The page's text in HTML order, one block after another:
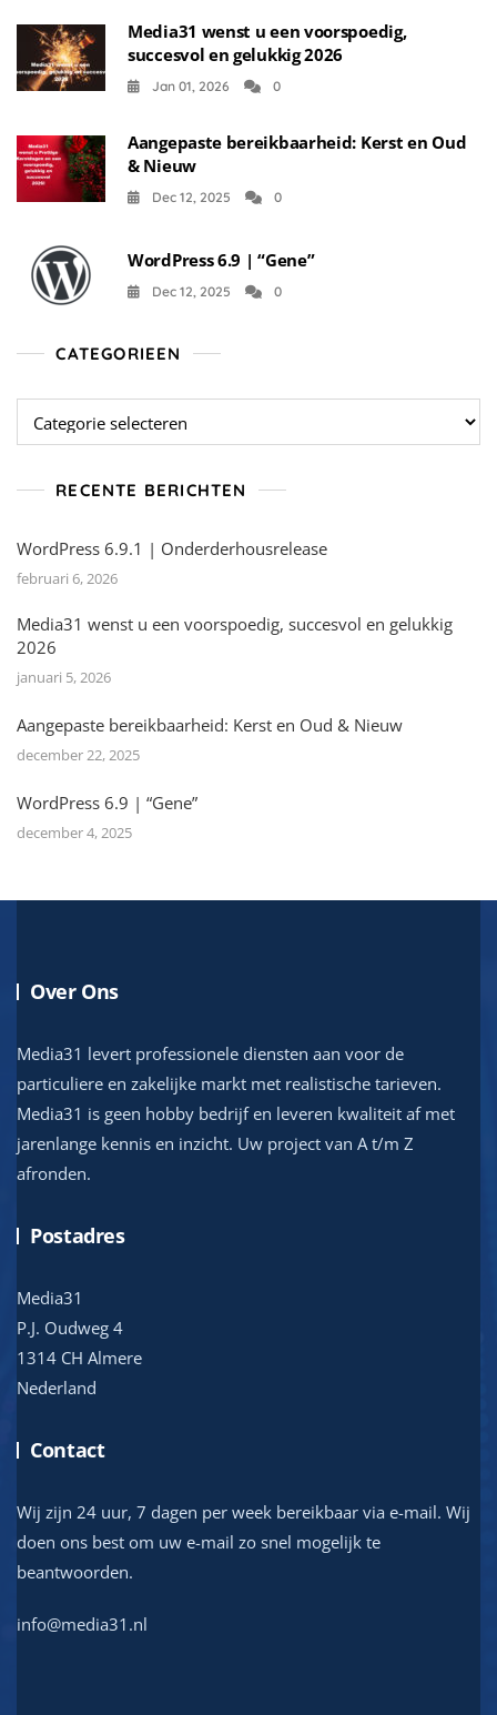
Media31 wenst u een voorspoedig,
succesvol en gelukkig 2026
Jan 01, 2026 0
Aangepaste bereikbaarheid: Kerst en Oud
& Nieuw
Dec 12, 2025 0
WordPress 6.9 | “Gene”
Dec 12, 2025 0
CATEGORIEEN
RECENTE BERICHTEN
WordPress 6.9.1 | Onderderhousrelease
februari 6, 2026
Media31 wenst u een voorspoedig, succesvol en gelukkig
2026
januari 5, 2026
Aangepaste bereikbaarheid: Kerst en Oud & Nieuw
december 22, 2025
WordPress 6.9 | “Gene”
december 4, 2025
Over Ons
Media31 levert professionele diensten aan voor de
particuliere en zakelijke markt met realistische tarieven.
Media31 is geen hobby bedrijf en leveren kwaliteit af met
jarenlange kennis en inzicht. Uw project van A t/m Z
afronden.
Postadres
Media31
P.J. Oudweg 4
1314 CH Almere
Nederland
Contact
Wij zijn 24 uur, 7 dagen per week bereikbaar via e-mail. Wij
doen ons best om uw e-mail zo snel mogelijk te
beantwoorden.
info@media31.nl